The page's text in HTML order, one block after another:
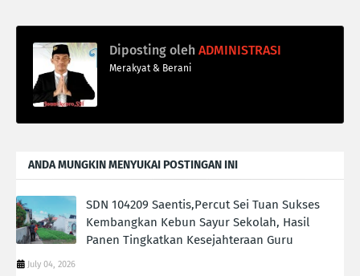
Diposting oleh ADMINISTRASI
Merakyat & Berani
ANDA MUNGKIN MENYUKAI POSTINGAN INI
SDN 104209 Saentis,Percut Sei Tuan Sukses
Kembangkan Kebun Sayur Sekolah, Hasil
Panen Tingkatkan Kesejahteraan Guru
July 04, 2026